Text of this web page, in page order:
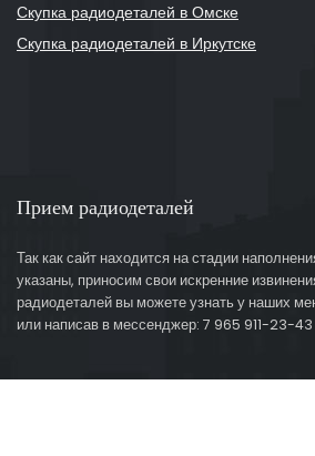
Скупка радиодеталей в Омске
Скупка радиодеталей в Иркутске
Прием радиодеталей
Так как сайт находится на стадии
указаны, приносим свои искренние
радиодеталей вы можете узнать у наших
или написав в мессенджер: 7 965 911-23-43